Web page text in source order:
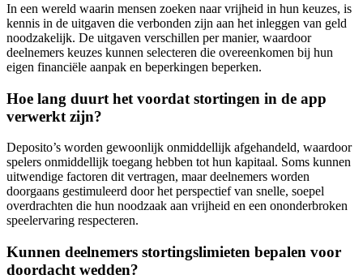
In een wereld waarin mensen zoeken naar vrijheid in hun keuzes, is
kennis in de uitgaven die verbonden zijn aan het inleggen van geld
noodzakelijk. De uitgaven verschillen per manier, waardoor
deelnemers keuzes kunnen selecteren die overeenkomen bij hun
eigen financiële aanpak en beperkingen beperken.
Hoe lang duurt het voordat stortingen in de app
verwerkt zijn?
Deposito’s worden gewoonlijk onmiddellijk afgehandeld, waardoor
spelers onmiddellijk toegang hebben tot hun kapitaal. Soms kunnen
uitwendige factoren dit vertragen, maar deelnemers worden
doorgaans gestimuleerd door het perspectief van snelle, soepel
overdrachten die hun noodzaak aan vrijheid en een ononderbroken
speelervaring respecteren.
Kunnen deelnemers stortingslimieten bepalen voor
doordacht wedden?